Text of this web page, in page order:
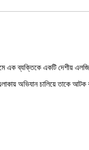
এক ব্যক্তিকে একটি দেশীয়
অভিযান চালিয়ে তাকে